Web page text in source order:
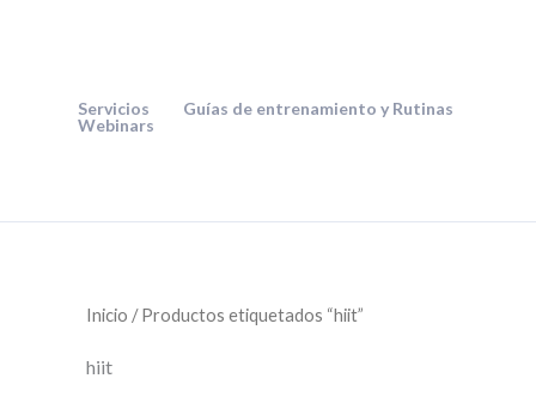
Servicios
Guías de entrenamiento y Rutinas
Webinars
Inicio / Productos etiquetados “hiit”
hiit